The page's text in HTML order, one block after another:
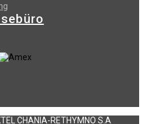
CHANIA-RETHYMNO S.A